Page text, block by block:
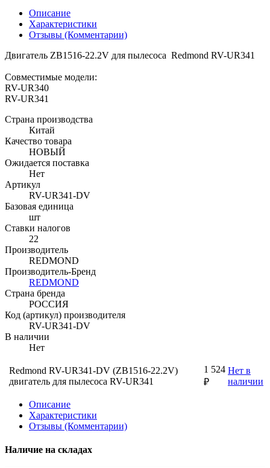
Описание
Характеристики
Отзывы (Комментарии)
Двигатель ZB1516-22.2V для пылесоса Redmond RV-UR341
Совместимые модели:
RV-UR340
RV-UR341
Страна производства
Китай
Качество товара
НОВЫЙ
Ожидается поставка
Нет
Артикул
RV-UR341-DV
Базовая единица
шт
Ставки налогов
22
Производитель
REDMOND
Производитель-Бренд
REDMOND
Страна бренда
РОССИЯ
Код (артикул) производителя
RV-UR341-DV
В наличии
Нет
Redmond RV-UR341-DV (ZB1516-22.2V)
двигатель для пылесоса RV-UR341
1 524
₽
Нет в
наличии
Описание
Характеристики
Отзывы (Комментарии)
Наличие на складах